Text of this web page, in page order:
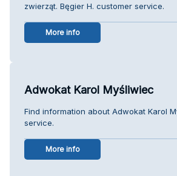
zwierząt. Bęgier H. customer service.
More info
Adwokat Karol Myśliwiec
Find information about Adwokat Karol
service.
More info